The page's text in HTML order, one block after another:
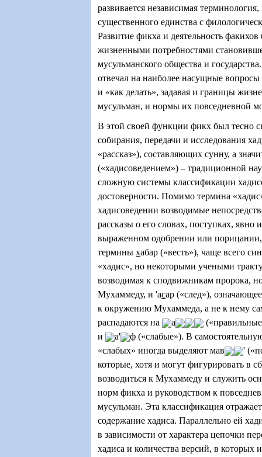
развивается независимая
существенного единства с
Развитие фикха и деятельность
жизненными потребностями
мусульманского общества и
отвечал на наиболее насущные
и «как делать», задавая и границы
мусульман, и нормы их повседневной
В этой своей функции фикх был тесно
собирания, передачи и исследования
«рассказ»), составляющих сунну, а
(«хадисоведением») – традиционной
сложную системы классификации
достоверности. Помимо термина
хадисоведении возводимые
рассказы о его словах, поступках, явно
выраженном одобрении или порицании,
термины хабар («весть»), чаще всего
«хадис», но некоторыми учеными
возводимая к сподвижникам пророка,
Мухаммеду, и 'асар («след»),
к окружению Мухаммеда, а не к нему
распадаются на
а
и
а'
ф («слабые»). В
«слабых» иногда выделяют мав
'
которые, хотя и могут фигурировать в
возводиться к Мухаммеду и служить
норм фикха и руководством к
мусульман. Эта классификация
содержание хадиса. Параллельно ей
в зависимости от характера цепочки
хадиса и количества версий, в которых